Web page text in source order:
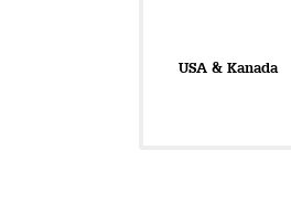
USA & Kanada